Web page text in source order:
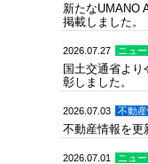
新たなUMANO
掲載しました。
2026.07.27 ニュ
国土交通省より
彰しました。
2026.07.03 不動
不動産情報を更
2026.07.01 ニュ